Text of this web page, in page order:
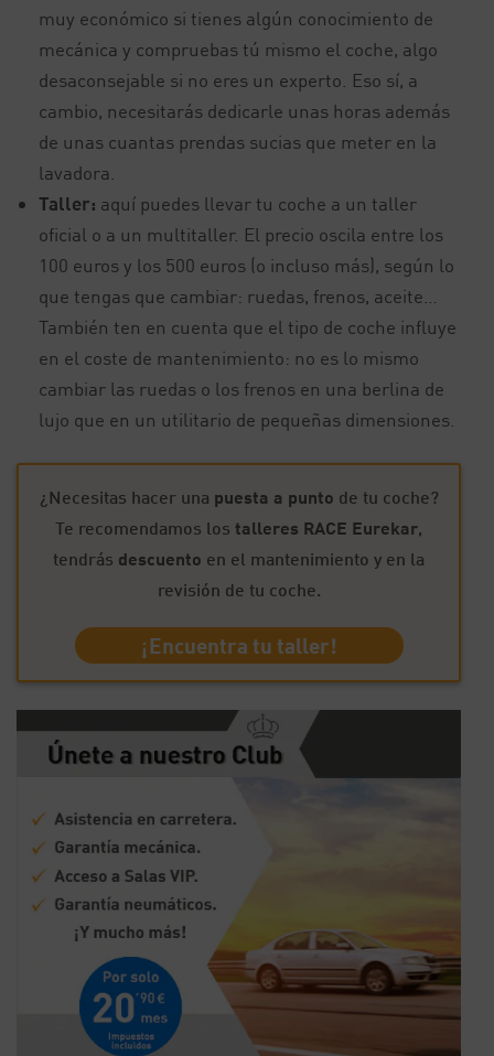
muy económico si tienes algún conocimiento de
mecánica y compruebas tú mismo el coche, algo
desaconsejable si no eres un experto. Eso sí, a
cambio, necesitarás dedicarle unas horas además
de unas cuantas prendas sucias que meter en la
lavadora.
Taller: aquí puedes llevar tu coche a un taller
oficial o a un multitaller. El precio oscila entre los
100 euros y los 500 euros (o incluso más), según lo
que tengas que cambiar: ruedas, frenos, aceite…
También ten en cuenta que el tipo de coche influye
en el coste de mantenimiento: no es lo mismo
cambiar las ruedas o los frenos en una berlina de
lujo que en un utilitario de pequeñas dimensiones.
¿Necesitas hacer una puesta a punto de tu coche?
Te recomendamos los talleres RACE Eurekar
tendrás descuento en el mantenimiento y en la
revisión de tu coche.
¡Encuentra tu taller!